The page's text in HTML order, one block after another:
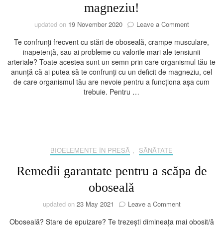
magneziu!
updated on 19 November 2020 Leave a Commenton
mai
bune
surse
naturale
de
Te confrunți frecvent cu stări de oboseală, crampe musculare,
inapetență, sau ai probleme cu valorile mari ale tensiunii
arteriale? Toate acestea sunt un semn prin care organismul tău te
anunță că ai putea să te confrunți cu un deficit de magneziu, cel
de care organismul tău are nevoie pentru a funcționa așa cum
trebuie. Pentru …
BIOELEMENTE ÎN PRESĂ , SĂNĂTATE
Remedii garantate pentru a scăpa de
oboseală
updated on 23 May 2021 Leave a Commenton
garantate
Oboseală? Stare de epuizare? Te trezești dimineața mai obosit/ă